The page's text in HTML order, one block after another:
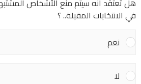
في الانتخابات المقبلة.. ؟
نعم
لا